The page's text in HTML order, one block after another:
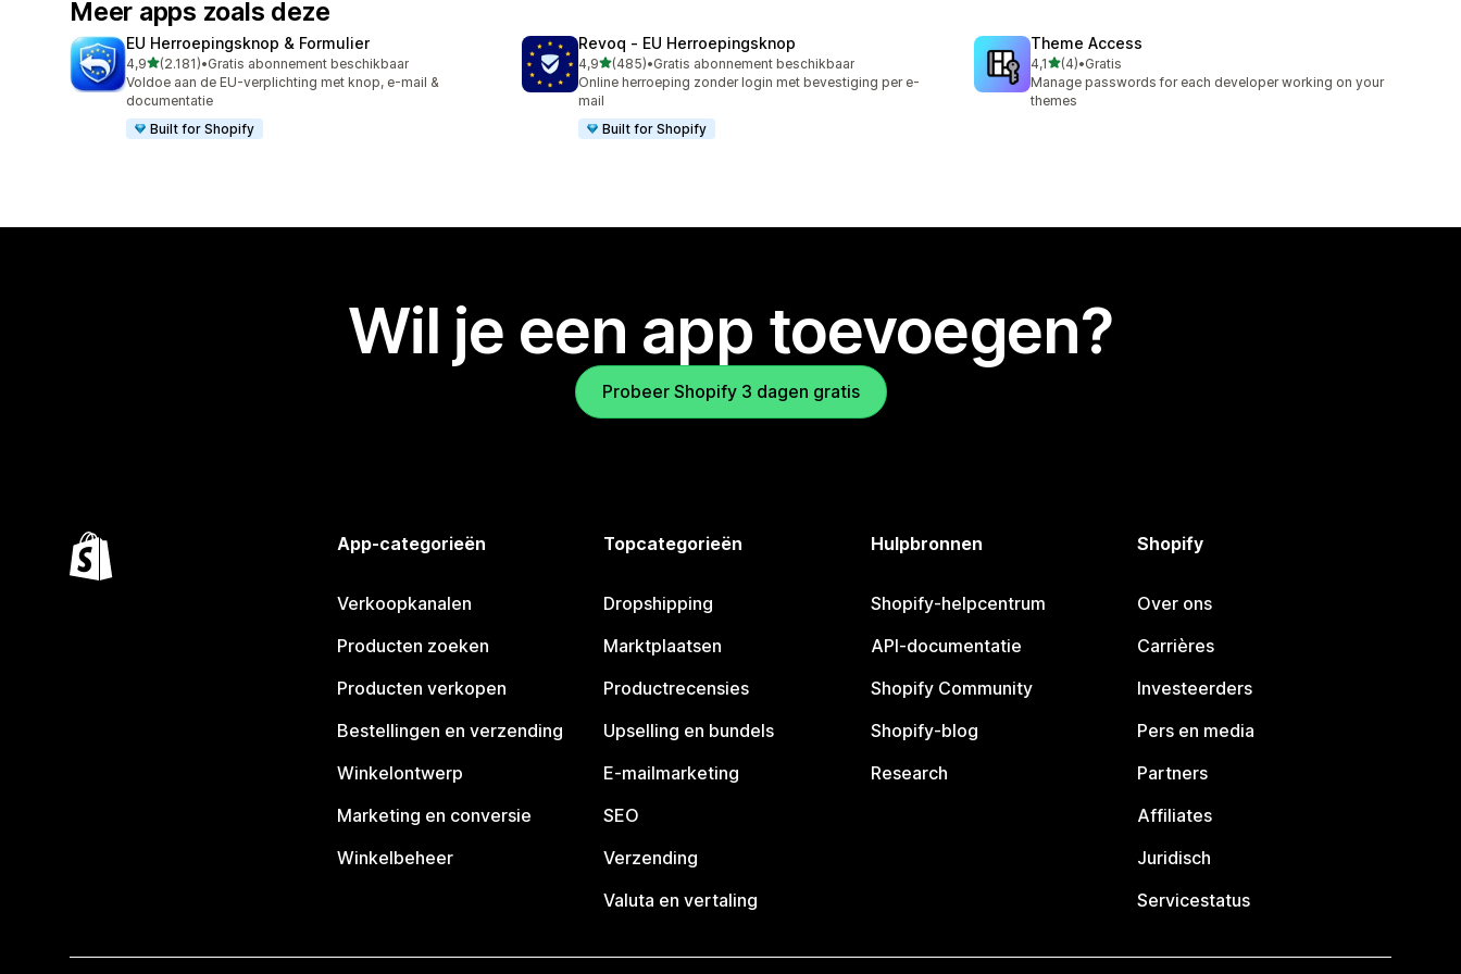
Meer apps zoals deze
EU Herroepingsknop & Formulier
4,9van 5 sterren
(2.181)
2181 recensies in totaal
•Gratis abonnement beschikbaar
Voldoe aan de EU-verplichting met knop, e-mail &
documentatie
Built for Shopify
Revoq ‑ EU Herroepingsknop
4,9van 5 sterren
(485)
485 recensies in totaal
•Gratis abonnement beschikbaar
Online herroeping zonder login met bevestiging per e-
mail
Built for Shopify
Theme Access
4,1van 5 sterren
(4)
4 recensies in totaal
•Gratis
Manage passwords for each developer working on your
themes
Wil je een app toevoegen?
Probeer Shopify 3 dagen gratis
App-categorieën
Verkoopkanalen
Producten zoeken
Producten verkopen
Bestellingen en verzending
Winkelontwerp
Marketing en conversie
Winkelbeheer
Topcategorieën
Dropshipping
Marktplaatsen
Productrecensies
Upselling en bundels
E-mailmarketing
SEO
Verzending
Valuta en vertaling
Hulpbronnen
Shopify-helpcentrum
API-documentatie
Shopify Community
Shopify-blog
Research
Shopify
Over ons
Carrières
Investeerders
Pers en media
Partners
Affiliates
Juridisch
Servicestatus